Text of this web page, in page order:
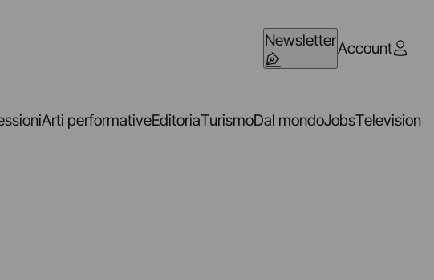
NewsletterAccount
Arti performativeEditoriaTurismoDal mondoJobsTelevision